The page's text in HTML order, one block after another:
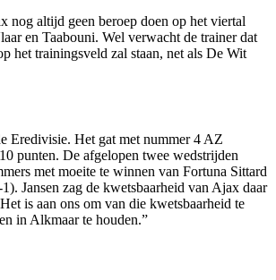
nog altijd geen beroep doen op het viertal
en Taabouni. Wel verwacht de trainer dat
het trainingsveld zal staan, net als De Wit
Eredivisie. Het gat met nummer 4 AZ
punten. De afgelopen twee wedstrijden
met moeite te winnen van Fortuna Sittard
Jansen zag de kwetsbaarheid van Ajax daar
is aan ons om van die kwetsbaarheid te
in Alkmaar te houden.”